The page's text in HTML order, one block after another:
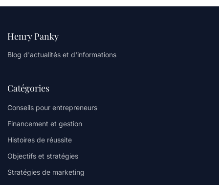
Henry Panky
Blog d'actualités et d'informations
Catégories
Conseils pour entrepreneurs
Financement et gestion
Histoires de réussite
Objectifs et stratégies
Stratégies de marketing